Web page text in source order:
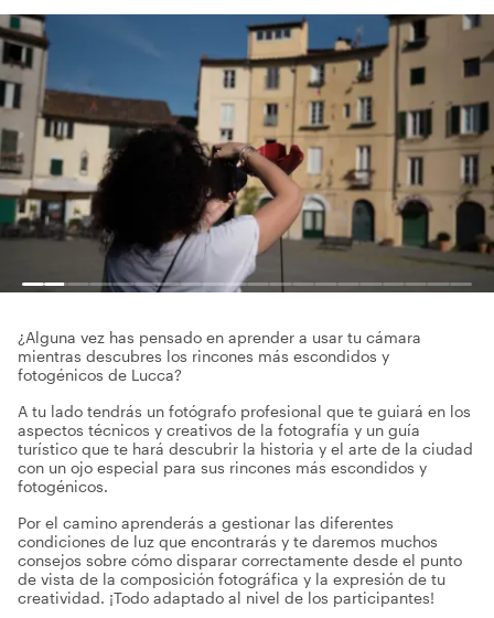
¿Alguna vez has pensado en aprender a usar tu cámara
mientras descubres los rincones más escondidos y
fotogénicos de Lucca?
A tu lado tendrás un fotógrafo profesional que te guiará en los
aspectos técnicos y creativos de la fotografía y un guía
turístico que te hará descubrir la historia y el arte de la ciudad
con un ojo especial para sus rincones más escondidos y
fotogénicos.
Por el camino aprenderás a gestionar las diferentes
condiciones de luz que encontrarás y te daremos muchos
consejos sobre cómo disparar correctamente desde el punto
de vista de la composición fotográfica y la expresión de tu
creatividad. ¡Todo adaptado al nivel de los participantes!